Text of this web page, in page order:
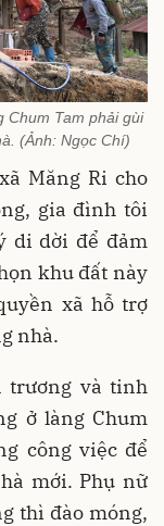
Chum Tam phải gùi
(Ảnh: Ngọc Chí)
Măng Ri cho
gia đình tôi
di dời để đảm
khu đất này
xã hỗ trợ
nhà.
trương và tinh
ở làng Chum
công việc để
mới. Phụ nữ
thì đào móng,